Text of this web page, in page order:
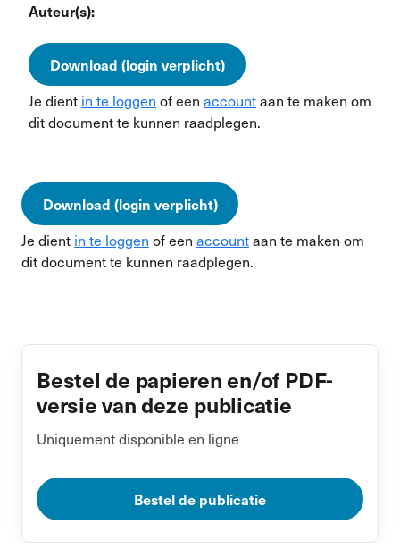
Auteur(s):
Download (login verplicht)
Je dient in te loggen of een accountaan te maken om
dit document te kunnen raadplegen.
Download (login verplicht)
Je dient in te loggen of een accountaan te maken om
dit document te kunnen raadplegen.
Bestel de papieren en/of PDF-
versie van deze publicatie
Uniquement disponible en ligne
Bestel de publicatie